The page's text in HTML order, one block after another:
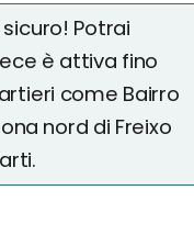
Potrai
è attiva fino
come Bairro
nord di Freixo